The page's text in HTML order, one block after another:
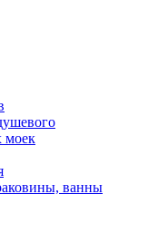
моек
ванны